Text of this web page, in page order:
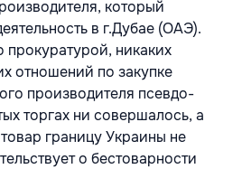
который
в г.Дубае (ОАЭ).
прокуратурой, никаких
отношений по закупке
производителя псевдо-
торгах ни совершалось, а
границу Украины не
о бестоварности